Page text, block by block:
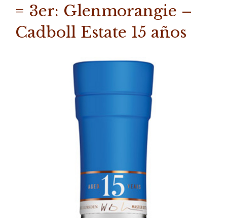
= 3er: Glenmorangie –
Cadboll Estate 15 años